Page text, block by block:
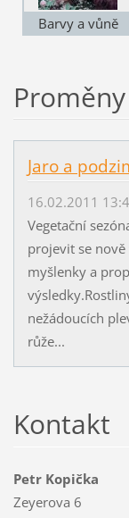
Barvy a vůně
Jaro a
16.02.2011
Vegetační
projevit se
myšlenky a
nežádoucích
růže...
Kontakt
Petr Kopička
Zeyerova 6